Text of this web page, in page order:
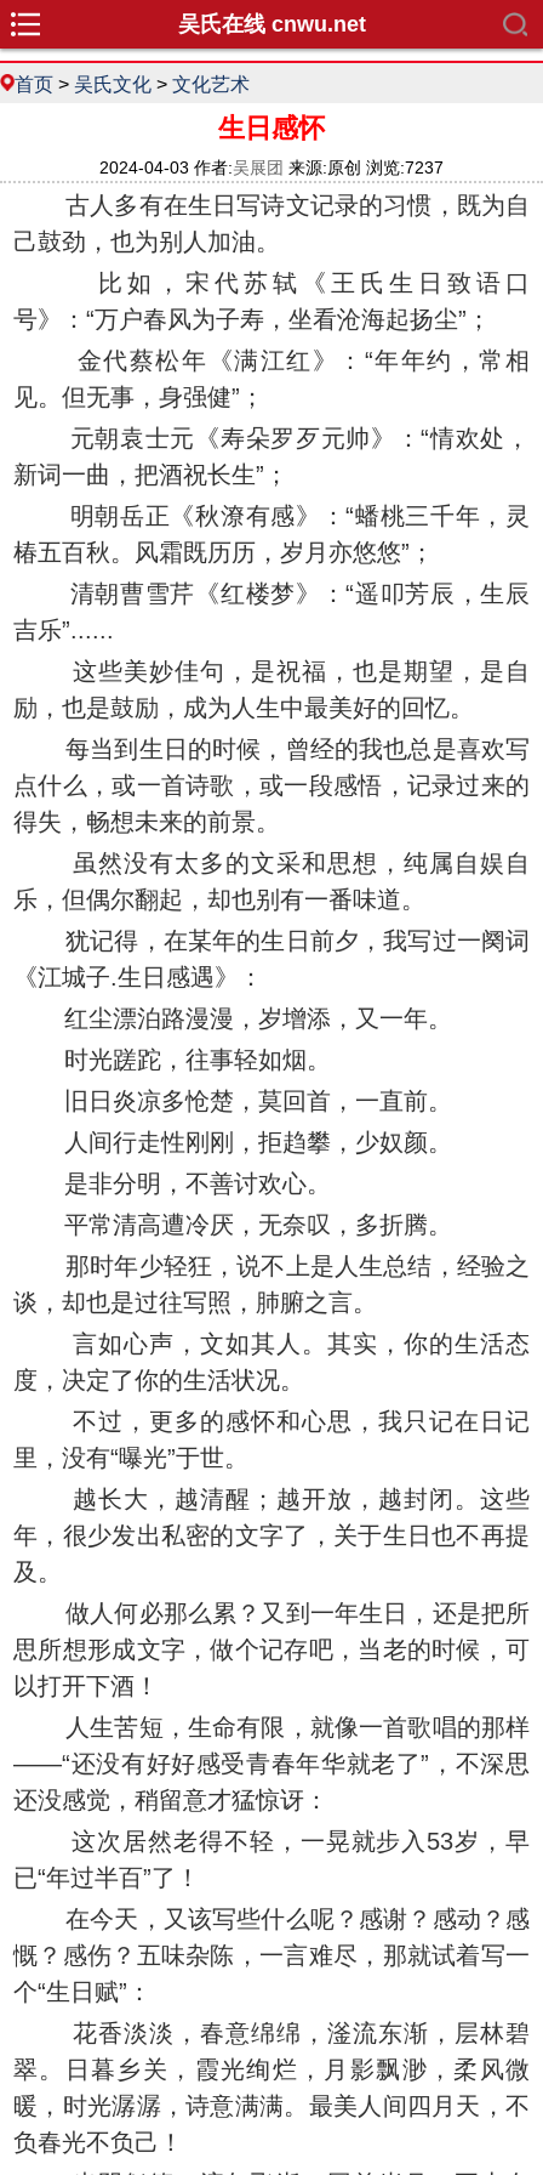
吴氏在线 cnwu.net
首页 > 吴氏文化 > 文化艺术
生日感怀
2024-04-03 作者:吴展团 来源:原创 浏览:7237
古人多有在生日写诗文记录的习惯，既为自
己鼓劲，也为别人加油。
比如，宋代苏轼《王氏生日致语口
号》：“万户春风为子寿，坐看沧海起扬尘”；
金代蔡松年《满江红》：“年年约，常相
见。但无事，身强健”；
元朝袁士元《寿朵罗歹元帅》：“情欢处，
新词一曲，把酒祝长生”；
明朝岳正《秋潦有感》：“蟠桃三千年，灵
椿五百秋。风霜既历历，岁月亦悠悠”；
清朝曹雪芹《红楼梦》：“遥叩芳辰，生辰
吉乐”......
这些美妙佳句，是祝福，也是期望，是自
励，也是鼓励，成为人生中最美好的回忆。
每当到生日的时候，曾经的我也总是喜欢写
点什么，或一首诗歌，或一段感悟，记录过来的
得失，畅想未来的前景。
虽然没有太多的文采和思想，纯属自娱自
乐，但偶尔翻起，却也别有一番味道。
犹记得，在某年的生日前夕，我写过一阕词
《江城子.生日感遇》：
红尘漂泊路漫漫，岁增添，又一年。
时光蹉跎，往事轻如烟。
旧日炎凉多怆楚，莫回首，一直前。
人间行走性刚刚，拒趋攀，少奴颜。
是非分明，不善讨欢心。
平常清高遭冷厌，无奈叹，多折腾。
那时年少轻狂，说不上是人生总结，经验之
谈，却也是过往写照，肺腑之言。
言如心声，文如其人。其实，你的生活态
度，决定了你的生活状况。
不过，更多的感怀和心思，我只记在日记
里，没有“曝光”于世。
越长大，越清醒；越开放，越封闭。这些
年，很少发出私密的文字了，关于生日也不再提
及。
做人何必那么累？又到一年生日，还是把所
思所想形成文字，做个记存吧，当老的时候，可
以打开下酒！
人生苦短，生命有限，就像一首歌唱的那样
——“还没有好好感受青春年华就老了”，不深思
还没感觉，稍留意才猛惊讶：
这次居然老得不轻，一晃就步入53岁，早
已“年过半百”了！
在今天，又该写些什么呢？感谢？感动？感
慨？感伤？五味杂陈，一言难尽，那就试着写一
个“生日赋”：
花香淡淡，春意绵绵，滏流东渐，层林碧
翠。日暮乡关，霞光绚烂，月影飘渺，柔风微
暖，时光潺潺，诗意满满。最美人间四月天，不
负春光不负己！